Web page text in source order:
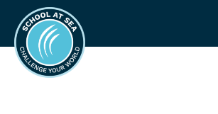
naar
inhoud
School
at
Sea